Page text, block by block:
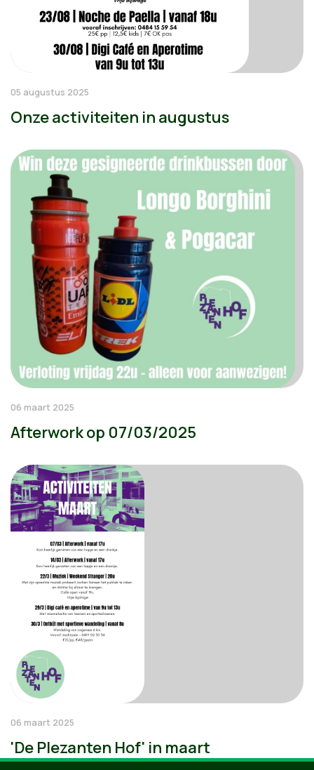
05 augustus 2025
Onze activiteiten in augustus
06 maart 2025
Afterwork op 07/03/2025
06 maart 2025
'De Plezanten Hof' in maart